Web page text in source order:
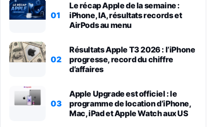
01
Le récap Apple de la semaine :
iPhone, IA, résultats records et
AirPods au menu
02
Résultats Apple T3 2026 : l’iPhone
progresse, record du chiffre
d’affaires
03
Apple Upgrade est officiel : le
programme de location d’iPhone,
Mac, iPad et Apple Watch aux US